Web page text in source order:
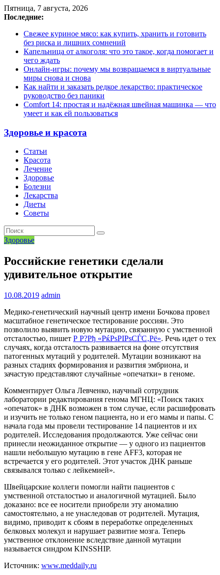
Пятница, 7 августа, 2026
Последние:
Свежее куриное мясо: как купить, хранить и готовить
без риска и лишних сомнений
Капельница от алкоголя: что это такое, когда помогает и
чего ждать
Онлайн-игры: почему мы возвращаемся в виртуальные
миры снова и снова
Как найти и заказать редкое лекарство: практическое
руководство без паники
Comfort 14: простая и надёжная швейная машинка — что
умеет и как ей пользоваться
Здоровье и красота
Статьи
Красота
Лечение
Здоровье
Болезни
Лекарства
Диеты
Советы
Здоровье
Российские генетики сделали
удивительное открытие
10.08.2019 admin
Медико-генетический научный центр имени Бочкова провел
масштабное генетическое тестирование россиян. Это
позволило выявить новую мутацию, связанную с умственной
отсталостью, пишет Р Р?Рђ «РќРѕРІРѕСЃС‚Рё». Речь идет о тех
случаях, когда отсталость развивается на фоне отсутствия
патогенных мутаций у родителей. Мутации возникают на
разных стадиях формирования и развития эмбриона, и
зачастую представляют случайные «опечатки» в геноме.
Комментирует Ольга Левченко, научный сотрудник
лаборатории редактирования генома МГНЦ: «Поиск таких
«опечаток» в ДНК возможен в том случае, если расшифровать
и изучить не только геном пациента, но и его мамы и папы. С
начала года мы провели тестирование 14 пациентов и их
родителей. Исследования продолжаются. Уже сейчас они
принесли неожиданное открытие — у одного из пациентов
нашли небольшую мутацию в гене AFF3, которая не
встречается у его родителей. Этот участок ДНК раньше
связывался только с лейкемией».
Швейцарские коллеги помогли найти пациентов с
умственной отсталостью и аналогичной мутацией. Было
доказано: все ее носители приобрели эту аномалию
самостоятельно, а не унаследовав от родителей. Мутация,
видимо, приводит к сбоям в переработке определенных
белковых молекул и нарушает развитие мозга. Теперь
умственное отклонение вследствие данной мутации
называется синдром KINSSHIP.
Источник: www.meddaily.ru